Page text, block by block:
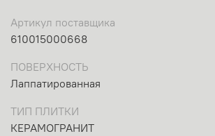
Артикул поставщика
610015000668
ПОВЕРХНОСТЬ
Лаппатированная
ТИП ПЛИТКИ
КЕРАМОГРАНИТ